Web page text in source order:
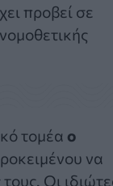
προβεί σε
τομέα ο
να
Οι